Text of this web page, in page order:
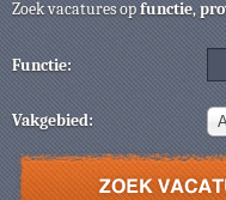
Zoek vacatures opfunctie,
Functie:
Vakgebied: